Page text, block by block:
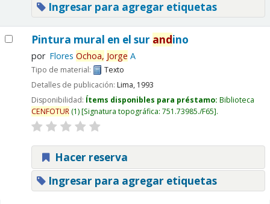
Ingresar para agregar etiquetas
Pintura mural en el sur andino
por Flores Ochoa, Jorge A
Tipo de material:
Texto
Detalles de publicación: Lima, 1993
Disponibilidad: Ítems disponibles para préstamo: Biblioteca
CENFOTUR(1) Signatura topográfica: 751.73985./F65 .
Hacer reserva
Ingresar para agregar etiquetas